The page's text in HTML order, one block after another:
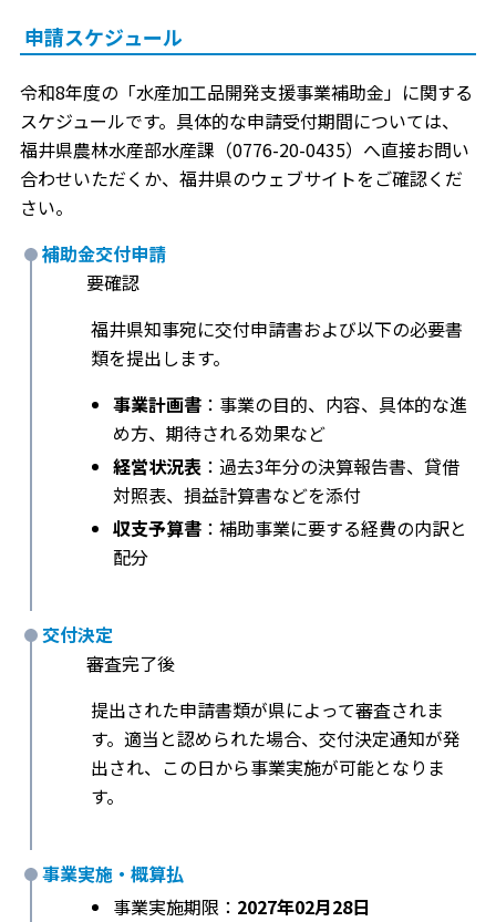
申請スケジュール
令和8年度の「水産加工品開発支援事業補助金」に関する
スケジュールです。具体的な申請受付期間については、
福井県農林水産部水産課（0776-20-0435）へ直接お問い
合わせいただくか、福井県のウェブサイトをご確認くだ
さい。
補助金交付申請
要確認
福井県知事宛に交付申請書および以下の必要書
類を提出します。
事業計画書 ：事業の目的、内容、具体的な進
め方、期待される効果など
経営状況表 ：過去3年分の決算報告書、貸借
対照表、損益計算書などを添付
収支予算書 ：補助事業に要する経費の内訳と
配分
交付決定
審査完了後
提出された申請書類が県によって審査されま
す。適当と認められた場合、交付決定通知が発
出され、この日から事業実施が可能となりま
す。
事業実施・概算払
事業実施期限： 2027年02月28日